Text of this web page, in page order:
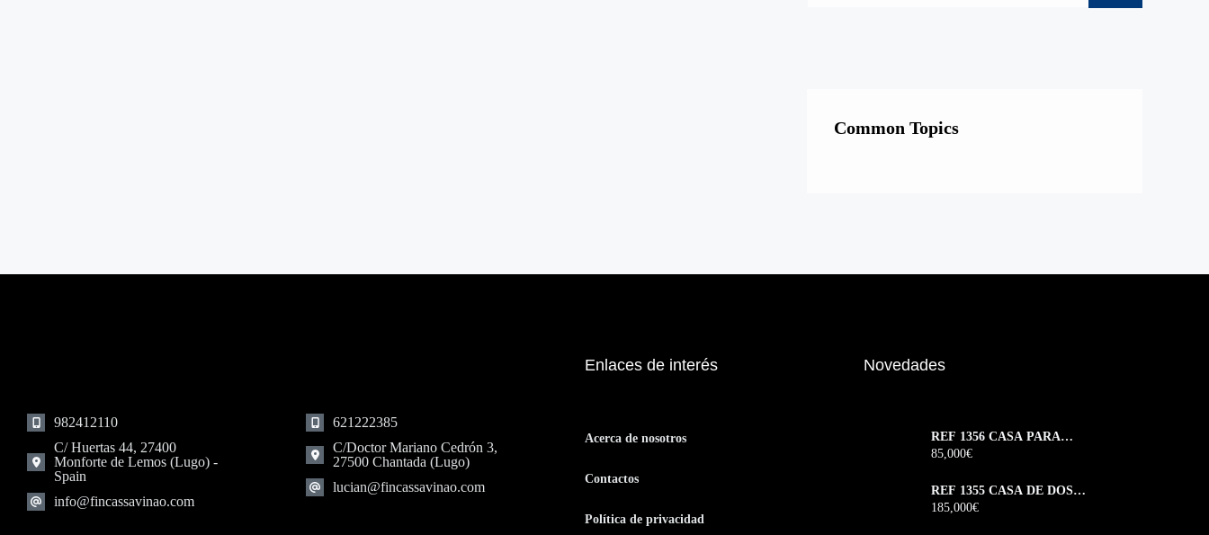
Common Topics
982412110
C/ Huertas 44, 27400
Monforte de Lemos (Lugo) -
Spain
info@fincassavinao.com
621222385
C/Doctor Mariano Cedrón 3,
27500 Chantada (Lugo)
lucian@fincassavinao.com
Enlaces de interés
Acerca de nosotros
Contactos
Política de privacidad
Novedades
REF 1356 CASA PARA
REFORMAR EN CALLE JUAN
MONTES
85,000€
REF 1355 CASA DE DOS
PLANTAS EN MONFORTE DE
LEMOS
185,000€